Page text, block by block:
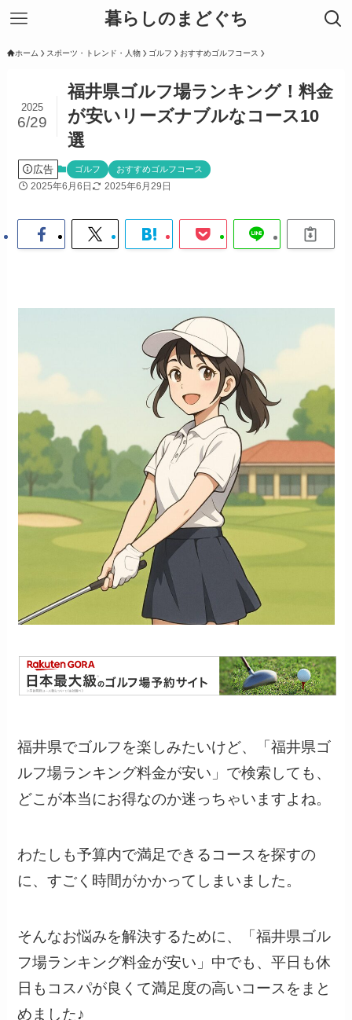
暮らしのまどぐち
ホーム スポーツ・トレンド・人物 ゴルフ おすすめゴルフコース
福井県ゴルフ場ランキング！料金
が安いリーズナブルなコース10
選
2025
6/29
広告 ゴルフ おすすめゴルフコース
2025年6月6日 2025年6月29日
福井県でゴルフを楽しみたいけど、「福井県ゴ
ルフ場ランキング料金が安い」で検索しても、
どこが本当にお得なのか迷っちゃいますよね。
わたしも予算内で満足できるコースを探すの
に、すごく時間がかかってしまいました。
そんなお悩みを解決するために、「福井県ゴル
フ場ランキング料金が安い」中でも、平日も休
日もコスパが良くて満足度の高いコースをまと
めました♪